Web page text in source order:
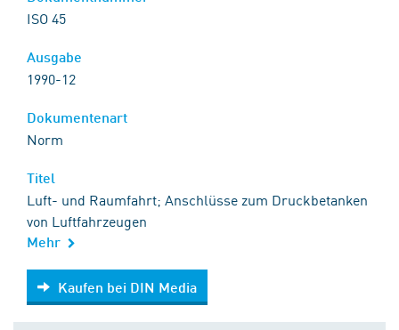
ISO 45
1990-12
Norm
Luft- und Raumfahrt; Anschlüsse zum Druckbetanken
von Luftfahrzeugen
Mehr
Kaufen bei DIN Media
Kaufen bei DIN Media